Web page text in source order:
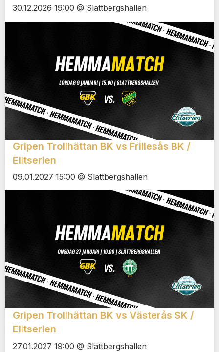
30.12.2026 19:00 @ Slättbergshallen
Gripen Trollhättan BK vs Frillesås BK /
Elitserien
09.01.2027 15:00 @ Slättbergshallen
Gripen Trollhättan BK vs Västerås SK /
Elitserien
27.01.2027 19:00 @ Slättbergshallen